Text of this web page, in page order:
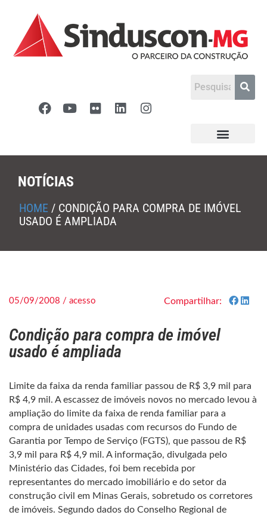
NOTÍCIAS
HOME / CONDIÇÃO PARA COMPRA DE IMÓVEL
USADO É AMPLIADA
05/09/2008 / acesso Compartilhar:
Condição para compra de imóvel
usado é ampliada
Limite da faixa da renda familiar passou de R$ 3,9 mil para
R$ 4,9 mil. A escassez de imóveis novos no mercado levou à
ampliação do limite da faixa de renda familiar para a
compra de unidades usadas com recursos do Fundo de
Garantia por Tempo de Serviço (FGTS), que passou de R$
3,9 mil para R$ 4,9 mil. A informação, divulgada pelo
Ministério das Cidades, foi bem recebida por
representantes do mercado imobiliário e do setor da
construção civil em Minas Gerais, sobretudo os corretores
de imóveis. Segundo dados do Conselho Regional de